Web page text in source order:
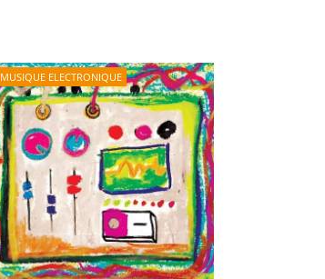
MUSIQUE ELECTRONIQUE